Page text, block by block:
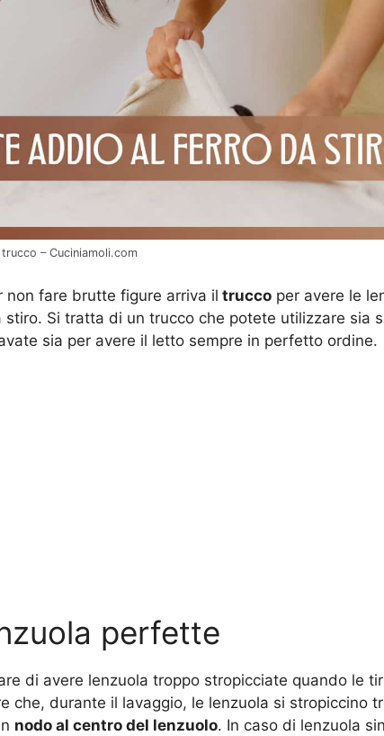
– Cuciniamoli.com
non fare brutte figure arriva il trucco per avere le
Si tratta di un trucco che potete utilizzare sia
sia per avere il letto sempre in perfetto ordine.
perfette
di avere lenzuola troppo stropicciate quando le
che, durante il lavaggio, le lenzuola si stropiccino
nodo al centro del lenzuolo. In caso di lenzuola